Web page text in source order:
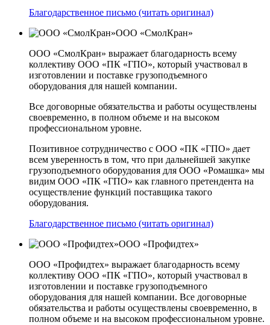
Благодарственное письмо (читать оригинал)
ООО «СмолКран»
ООО «СмолКран» выражает благодарность всему
коллективу ООО «ПК «ГПО», который участвовал в
изготовлении и поставке грузоподъемного
оборудования для нашей компании.
Все договорные обязательства и работы осуществлены
своевременно, в полном объеме и на высоком
профессиональном уровне.
Позитивное сотрудничество с ООО «ПК «ГПО» дает
всем уверенность в том, что при дальнейшей закупке
грузоподъемного оборудования для ООО «Ромашка» мы
видим ООО «ПК «ГПО» как главного претендента на
осуществление функций поставщика такого
оборудования.
Благодарственное письмо (читать оригинал)
ООО «Профидтех»
ООО «Профидтех» выражает благодарность всему
коллективу ООО «ПК «ГПО», который участвовал в
изготовлении и поставке грузоподъемного
оборудования для нашей компании. Все договорные
обязательства и работы осуществлены своевременно, в
полном объеме и на высоком профессиональном уровне.